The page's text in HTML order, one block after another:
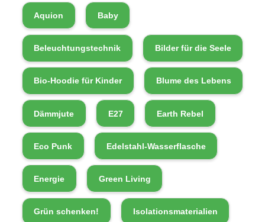
Aquion Baby
Beleuchtungstechnik Bilder für die Seele
Bio-Hoodie für Kinder Blume des Lebens
Dämmjute E27 Earth Rebel
Eco Punk Edelstahl-Wasserflasche
Energie Green Living
Grün schenken! Isolationsmaterialien